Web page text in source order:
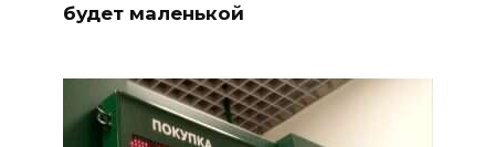
будет маленькой